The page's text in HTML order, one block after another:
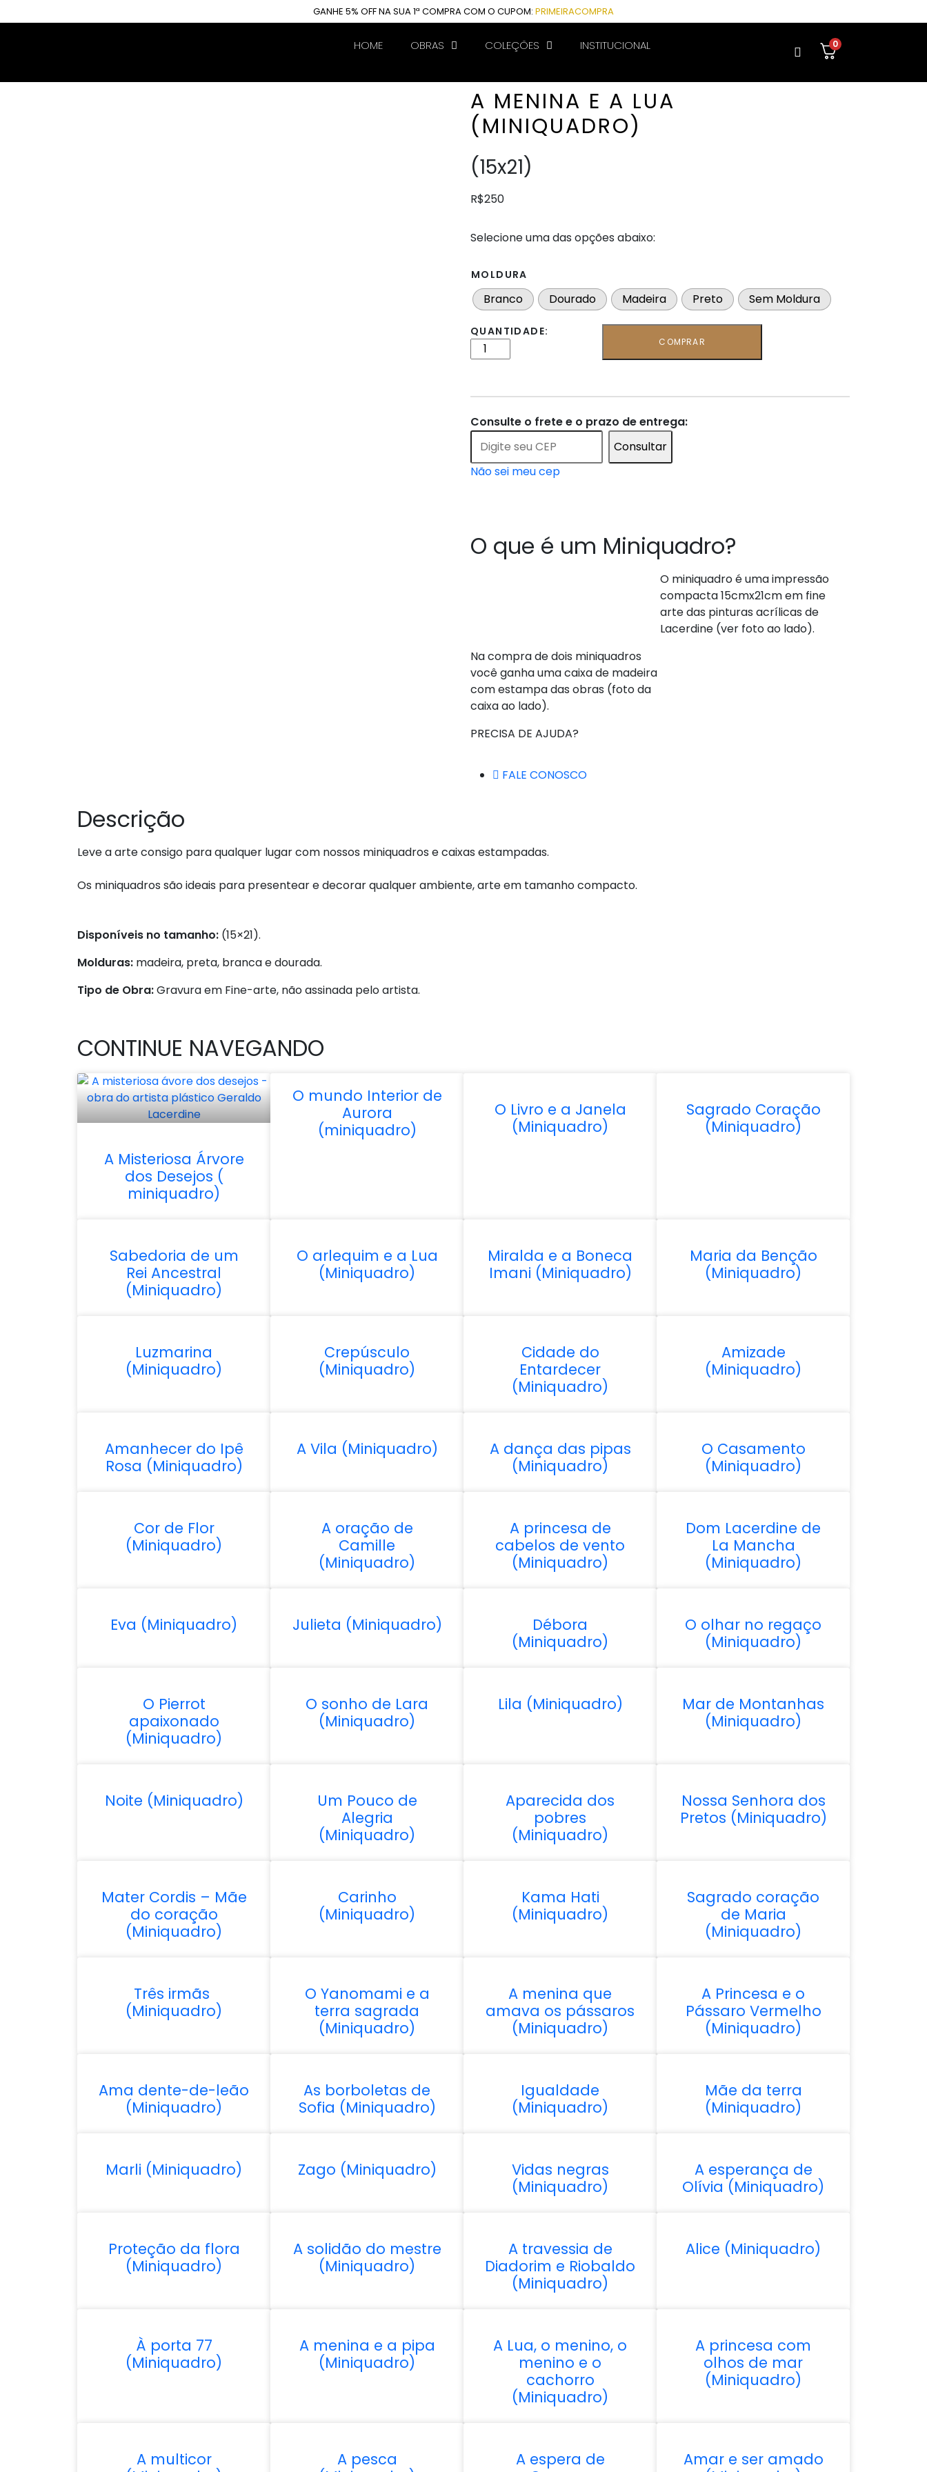
GANHE 5% OFF NA SUA 1ª COMPRA COM O CUPOM: PRIMEIRACOMPRA
HOME OBRAS COLEÇÕES INSTITUCIONAL 0
A MENINA E A LUA
(MINIQUADRO)
(15x21)
R$250
Selecione uma das opções abaixo:
MOLDURA
Branco Dourado Madeira Preto Sem Moldura
QUANTIDADE:
COMPRAR
Consulte o frete e o prazo de entrega:
Consultar
Não sei meu cep
O que é um Miniquadro?
O miniquadro é uma impressão
compacta 15cmx21cm em fine
arte das pinturas acrílicas de
Lacerdine (ver foto ao lado).
Na compra de dois miniquadros
você ganha uma caixa de madeira
com estampa das obras (foto da
caixa ao lado).
PRECISA DE AJUDA?
FALE CONOSCO
Descrição
Leve a arte consigo para qualquer lugar com nossos miniquadros e caixas estampadas.
Os miniquadros são ideais para presentear e decorar qualquer ambiente, arte em tamanho compacto.
Disponíveis no tamanho: (15×21).
Molduras: madeira, preta, branca e dourada.
Tipo de Obra:Gravura em Fine-arte, não assinada pelo artista.
CONTINUE NAVEGANDO
A Misteriosa Árvore
dos Desejos (
miniquadro)
O mundo Interior de
Aurora
(miniquadro)
O Livro e a Janela
(Miniquadro)
Sagrado Coração
(Miniquadro)
Sabedoria de um
Rei Ancestral
(Miniquadro)
O arlequim e a Lua
(Miniquadro)
Miralda e a Boneca
Imani (Miniquadro)
Maria da Benção
(Miniquadro)
Luzmarina
(Miniquadro)
Crepúsculo
(Miniquadro)
Cidade do
Entardecer
(Miniquadro)
Amizade
(Miniquadro)
Amanhecer do Ipê
Rosa (Miniquadro)
A Vila (Miniquadro)
A dança das pipas
(Miniquadro)
O Casamento
(Miniquadro)
Cor de Flor
(Miniquadro)
A oração de
Camille
(Miniquadro)
A princesa de
cabelos de vento
(Miniquadro)
Dom Lacerdine de
La Mancha
(Miniquadro)
Eva (Miniquadro) Julieta (Miniquadro)
Débora
(Miniquadro)
O olhar no regaço
(Miniquadro)
O Pierrot
apaixonado
(Miniquadro)
O sonho de Lara
(Miniquadro)
Lila (Miniquadro)
Mar de Montanhas
(Miniquadro)
Noite (Miniquadro)
Um Pouco de
Alegria
(Miniquadro)
Aparecida dos
pobres
(Miniquadro)
Nossa Senhora dos
Pretos (Miniquadro)
Mater Cordis – Mãe
do coração
(Miniquadro)
Carinho
(Miniquadro)
Kama Hati
(Miniquadro)
Sagrado coração
de Maria
(Miniquadro)
Três irmãs
(Miniquadro)
O Yanomami e a
terra sagrada
(Miniquadro)
A menina que
amava os pássaros
(Miniquadro)
A Princesa e o
Pássaro Vermelho
(Miniquadro)
Ama dente-de-leão
(Miniquadro)
As borboletas de
Sofia (Miniquadro)
Igualdade
(Miniquadro)
Mãe da terra
(Miniquadro)
Marli (Miniquadro) Zago (Miniquadro)
Vidas negras
(Miniquadro)
A esperança de
Olívia (Miniquadro)
Proteção da flora
(Miniquadro)
A solidão do mestre
(Miniquadro)
A travessia de
Diadorim e Riobaldo
(Miniquadro)
Alice (Miniquadro)
À porta 77
(Miniquadro)
A menina e a pipa
(Miniquadro)
A Lua, o menino, o
menino e o
cachorro
(Miniquadro)
A princesa com
olhos de mar
(Miniquadro)
A multicor
A pesca
A espera de
Amar e ser amado